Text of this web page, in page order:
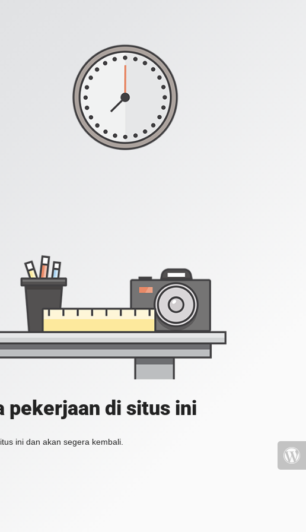
pekerjaan di situs ini
ini dan akan segera kembali.